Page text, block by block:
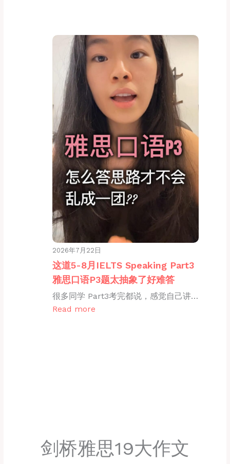
2026年7月22日
这道5-8月IELTS Speaking Part3
雅思口语P3题太抽象了好难答
很多同学 Part3考完都说，感觉自己讲…
Read more
剑桥雅思19大作文